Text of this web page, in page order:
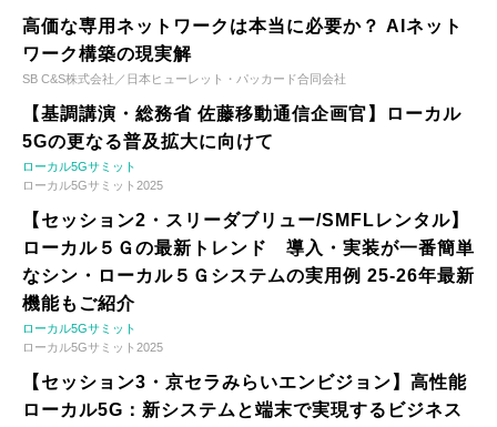
高価な専用ネットワークは本当に必要か？ AIネット
ワーク構築の現実解
SB C&S株式会社／日本ヒューレット・パッカード合同会社
【基調講演・総務省 佐藤移動通信企画官】ローカル
5Gの更なる普及拡大に向けて
ローカル5Gサミット
ローカル5Gサミット2025
【セッション2・スリーダブリュー/SMFLレンタル】
ローカル５Ｇの最新トレンド 導入・実装が一番簡単
なシン・ローカル５Ｇシステムの実用例 25-26年最新
機能もご紹介
ローカル5Gサミット
ローカル5Gサミット2025
【セッション3・京セラみらいエンビジョン】高性能
ローカル5G：新システムと端末で実現するビジネス